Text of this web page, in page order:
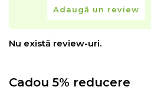
Adaugă un review
Nu există review-uri.
Cadou 5% reducere